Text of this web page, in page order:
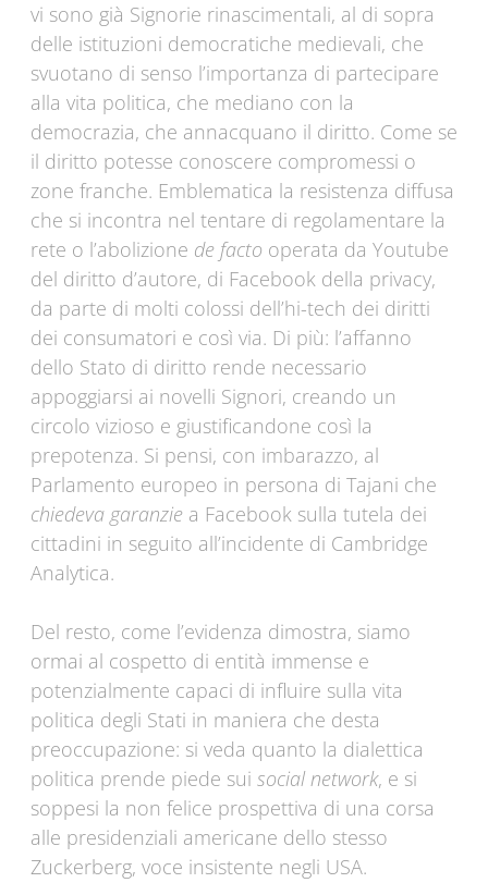
vi sono già Signorie rinascimentali, al di sopra
delle istituzioni democratiche medievali, che
svuotano di senso l’importanza di partecipare
alla vita politica, che mediano con la
democrazia, che annacquano il diritto. Come se
il diritto potesse conoscere compromessi o
zone franche. Emblematica la resistenza diffusa
che si incontra nel tentare di regolamentare la
rete o l’abolizione de facto operata da Youtube
del diritto d’autore, di Facebook della privacy,
da parte di molti colossi dell’hi-tech dei diritti
dei consumatori e così via. Di più: l’affanno
dello Stato di diritto rende necessario
appoggiarsi ai novelli Signori, creando un
circolo vizioso e giustificandone così la
prepotenza. Si pensi, con imbarazzo, al
Parlamento europeo in persona di Tajani che
chiedeva garanzie a Facebook sulla tutela dei
cittadini in seguito all’incidente di Cambridge
Analytica.
Del resto, come l’evidenza dimostra, siamo
ormai al cospetto di entità immense e
potenzialmente capaci di influire sulla vita
politica degli Stati in maniera che desta
preoccupazione: si veda quanto la dialettica
politica prende piede sui social network, e si
soppesi la non felice prospettiva di una corsa
alle presidenziali americane dello stesso
Zuckerberg, voce insistente negli USA.